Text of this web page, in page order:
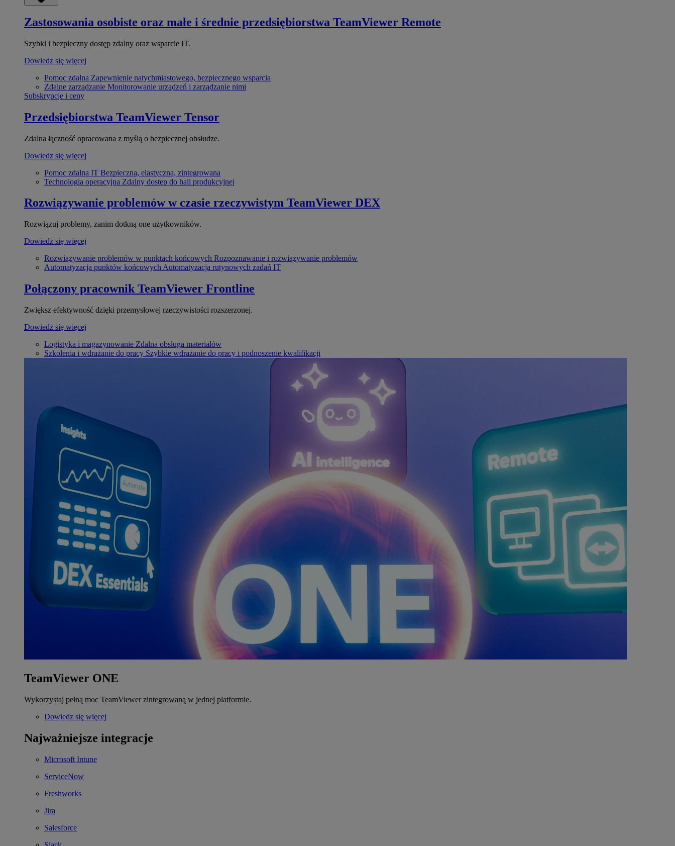
Zastosowania osobiste oraz małe i średnie przedsiębiorstwa TeamViewer Remote
Szybki i bezpieczny dostęp zdalny oraz wsparcie IT.
Dowiedz się więcej
Pomoc zdalna Zapewnienie natychmiastowego, bezpiecznego wsparcia
Zdalne zarządzanie Monitorowanie urządzeń i zarządzanie nimi
Subskrypcje i ceny
Przedsiębiorstwa TeamViewer Tensor
Zdalna łączność opracowana z myślą o bezpiecznej obsłudze.
Dowiedz się więcej
Pomoc zdalna IT Bezpieczna, elastyczna, zintegrowana
Technologia operacyjna Zdalny dostęp do hali produkcyjnej
Rozwiązywanie problemów w czasie rzeczywistym TeamViewer DEX
Rozwiązuj problemy, zanim dotkną one użytkowników.
Dowiedz się więcej
Rozwiązywanie problemów w punktach końcowych Rozpoznawanie i rozwiązywanie problemów
Automatyzacja punktów końcowych Automatyzacja rutynowych zadań IT
Połączony pracownik TeamViewer Frontline
Zwiększ efektywność dzięki przemysłowej rzeczywistości rozszerzonej.
Dowiedz się więcej
Logistyka i magazynowanie Zdalna obsługa materiałów
Szkolenia i wdrażanie do pracy Szybkie wdrażanie do pracy i podnoszenie kwalifikacji
TeamViewer ONE
Wykorzystaj pełną moc TeamViewer zintegrowaną w jednej platformie.
Dowiedz się więcej
Najważniejsze integracje
Microsoft Intune
ServiceNow
Freshworks
Jira
Salesforce